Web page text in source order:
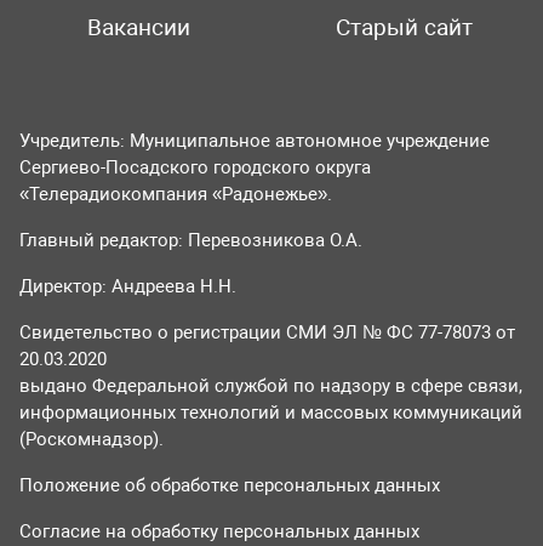
Вакансии
Старый сайт
Учредитель: Муниципальное автономное учреждение
Сергиево-Посадского городского округа
«Телерадиокомпания «Радонежье».
Главный редактор: Перевозникова О.А.
Директор: Андреева Н.Н.
Свидетельство о регистрации СМИ ЭЛ № ФС 77-78073 от
20.03.2020
выдано Федеральной службой по надзору в сфере связи,
информационных технологий и массовых коммуникаций
(Роскомнадзор).
Положение об обработке персональных данных
Согласие на обработку персональных данных